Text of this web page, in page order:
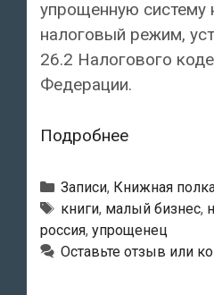
упрощенную систему
налоговый режим,
26.2 Налогового
Федерации.
Подробнее
о
налоговом
режиме
Рубрики
Записи, Книжная
Метки
книги, малый бизнес,
россия, упрощенец
Оставьте отзыв или